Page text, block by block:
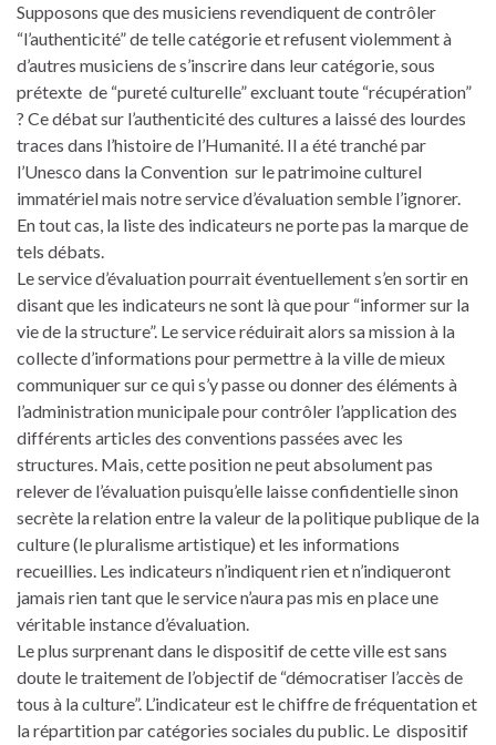
Supposons que des musiciens revendiquent de contrôler
“l’authenticité” de telle catégorie et refusent violemment à
d’autres musiciens de s’inscrire dans leur catégorie, sous
prétexte de “pureté culturelle” excluant toute “récupération”
? Ce débat sur l’authenticité des cultures a laissé des lourdes
traces dans l’histoire de l’Humanité. Il a été tranché par
l’Unesco dans la Convention sur le patrimoine culturel
immatériel mais notre service d’évaluation semble l’ignorer.
En tout cas, la liste des indicateurs ne porte pas la marque de
tels débats.
Le service d’évaluation pourrait éventuellement s’en sortir en
disant que les indicateurs ne sont là que pour “informer sur la
vie de la structure”. Le service réduirait alors sa mission à la
collecte d’informations pour permettre à la ville de mieux
communiquer sur ce qui s’y passe ou donner des éléments à
l’administration municipale pour contrôler l’application des
différents articles des conventions passées avec les
structures. Mais, cette position ne peut absolument pas
relever de l’évaluation puisqu’elle laisse confidentielle sinon
secrète la relation entre la valeur de la politique publique de la
culture (le pluralisme artistique) et les informations
recueillies. Les indicateurs n’indiquent rien et n’indiqueront
jamais rien tant que le service n’aura pas mis en place une
véritable instance d’évaluation.
Le plus surprenant dans le dispositif de cette ville est sans
doute le traitement de l’objectif de “démocratiser l’accès de
tous à la culture”. L’indicateur est le chiffre de fréquentation et
la répartition par catégories sociales du public. Le dispositif